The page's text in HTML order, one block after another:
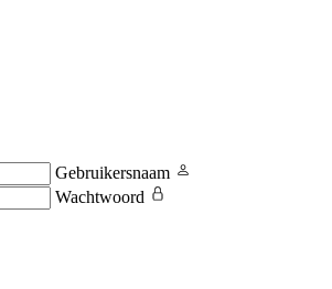
Gebruikersnaam
Wachtwoord